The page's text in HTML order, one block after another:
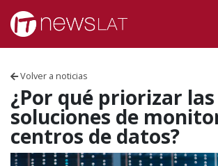
Skip to content
Volver a noticias
¿Por qué priorizar las
soluciones de
centros de datos?
VENEZUELA
ECUADOR
PERÚ